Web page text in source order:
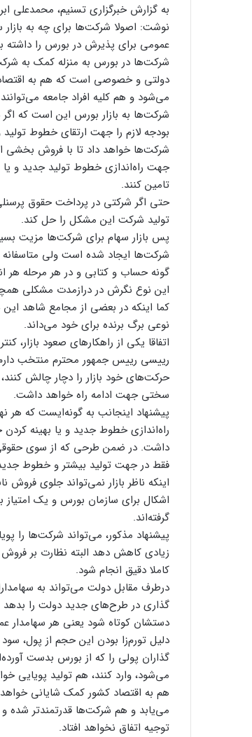
به گزارش خبرگزاری تسنیم، محمدعلی
نوشت: اصولا شرکت‌ها برای چه به بازار
عمومی برای پذیرش در بورس را
شرکت‌ها در بورس به منزله کمک به
دولتی و خصوصی است که هم به اقتصاد
می‌شود و هم کلیه افراد جامعه
شرکت‌ها به بازار بورس این است که
بودجه لازم را جهت ارتقای خطوط
شرکت‌ها خواهد داد تا با فروش بخشی
جهت راه‌اندازی خطوط تولید جدید و یا
تامین کنند.
حتی اگر شرکتی در پرداخت حقوق
تولید شرکت این مشکل را حل کند.
پس بازار سهام برای شرکت‌ها مزیت
شرکت‌ها ایجاد شده است ولی متاسفانه
گونه حساب و کتابی و در هر مرحله هر
این نوع نگرش در درازمدت مشکلی
کما اینکه در بعضی از مجامع شاهد
نوعی برگ برنده برای خود می‌داند.
اتفاقا یکی از راهکارهای صعود
رییسی رییس جمهور محترم منتخب
حرکت‌های خود بازار را دچار چالش
سختی جهت ادامه راه خواهد داشت.
پیشنهاد اینجانب به گونه‌ایست که
راه‌اندازی خطوط جدید و یا بهینه
داشت. در ضمن طرحی که از سوی
فقط در جهت تولید بیشتر و خطوط جدید
اینکه ناظر بازار نمی‌تواند جلوی فروش
اشکال برای سازمان بورس و یک
گرفته‌اند.
پیشنهاد مذکور، می‌تواند شرکت‌ها را
زیادی کاهش دهد البته نظارت بر
کاملا دقیق انجام شود.
درطرف مقابل دولت می‌تواند به
گذاری در طرح‌های جدید دولت را
دستشان کوتاه شود یعنی هر سهامدار
دلیل تورم‌زا بودن این حجم از پول،
گذاران پولی را که از بورس بدست
می‌شود، وارد کنند، هم تولید پویایی
هم به اقتصاد کشور کمک شایانی
می‌یابد و هم شرکت‌ها قدرتمندتر شده
توجیه اتفاق نخواهد افتاد.